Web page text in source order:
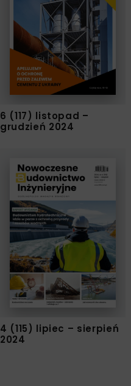
6 (117) listopad –
grudzień 2024
4 (115) lipiec – sierpień
2024